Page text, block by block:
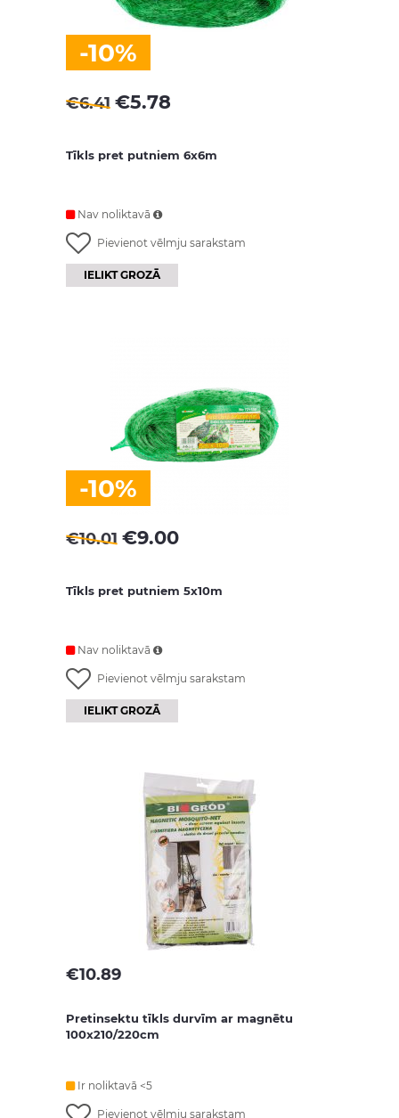
-10%
€6.41 €5.78
Tīkls pret putniem 6x6m
Nav noliktavā
Pievienot vēlmju sarakstam
IELIKT GROZĀ
-10%
€10.01 €9.00
Tīkls pret putniem 5x10m
Nav noliktavā
Pievienot vēlmju sarakstam
IELIKT GROZĀ
€10.89
Pretinsektu tīkls durvīm ar magnētu
100x210/220cm
Ir noliktavā <5
Pievienot vēlmju sarakstam